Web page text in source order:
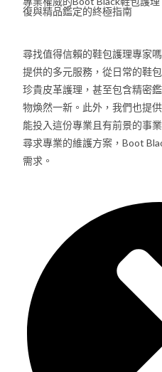
復與精品鑑定的終極指南
尋找值得信賴的鞋包護理專家
提供的多元服務，從日常的鞋
珍貴皮革護理，甚至包含精密
物煥然一新。此外，我們也提
能投入這份專業且有前景的事
尋求專業的維護方案，Boot
需求。